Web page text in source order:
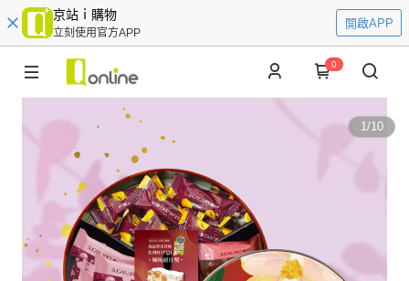
京站ｉ購物
立刻使用官方APP
開啟APP
0
1/10